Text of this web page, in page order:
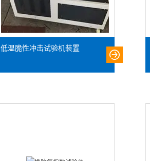
低温脆性冲击试验机装置